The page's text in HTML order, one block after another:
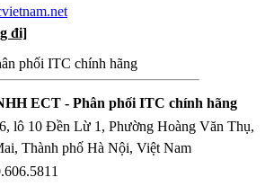
đi]
ECT - Phân phối ITC chính hãng
lô 10 Đền Lừ 1, Phường Hoàng Văn Thụ,
Thành phố Hà Nội, Việt Nam